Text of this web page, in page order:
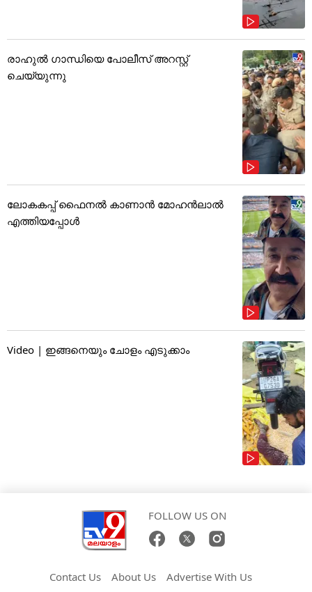
രാഹുൽ ഗാന്ധിയെ പോലീസ് അറസ്റ്റ്
ചെയ്യുന്നു
ലോകകപ്പ് ഫൈനൽ കാണാൻ മോഹൻലാൽ
എത്തിയപ്പോൾ
Video | ഇങ്ങനെയും ചോളം എടുക്കാം
FOLLOW US ON
Contact Us About Us Advertise With Us